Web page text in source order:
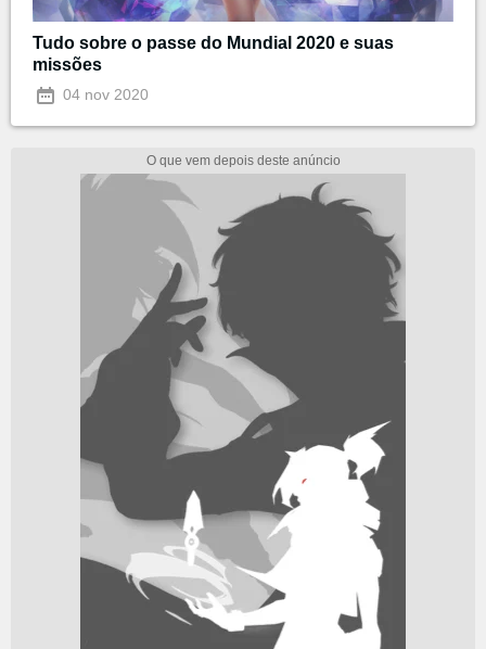
Tudo sobre o passe do Mundial 2020 e suas
missões
04 nov 2020